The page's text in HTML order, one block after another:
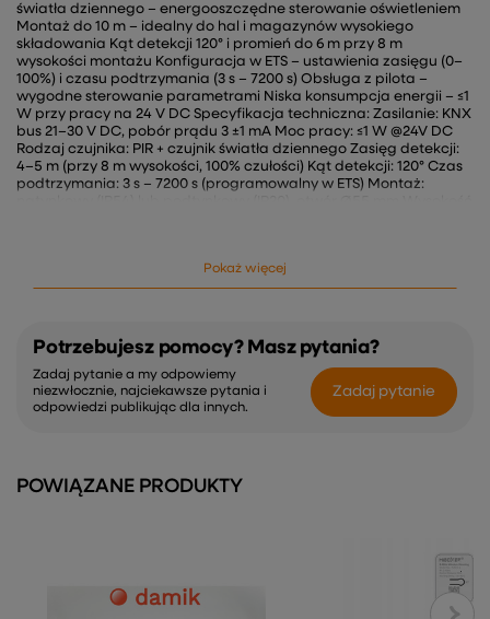
światła dziennego – energooszczędne sterowanie oświetleniem
Montaż do 10 m – idealny do hal i magazynów wysokiego
składowania Kąt detekcji 120° i promień do 6 m przy 8 m
wysokości montażu Konfiguracja w ETS – ustawienia zasięgu (0–
100%) i czasu podtrzymania (3 s – 7200 s) Obsługa z pilota –
wygodne sterowanie parametrami Niska konsumpcja energii – ≤1
W przy pracy na 24 V DC Specyfikacja techniczna: Zasilanie: KNX
bus 21–30 V DC, pobór prądu 3 ±1 mA Moc pracy: ≤1 W @24V DC
Rodzaj czujnika: PIR + czujnik światła dziennego Zasięg detekcji:
4–5 m (przy 8 m wysokości, 100% czułości) Kąt detekcji: 120° Czas
podtrzymania: 3 s – 7200 s (programowalny w ETS) Montaż:
składowania Hale produkcyjne i przemysłowe Centra logistyczne
Obiekty handlowe i biurowe Korytarze, klatki schodowe i duże
Pokaż więcej
Potrzebujesz pomocy? Masz pytania?
Zadaj pytanie a my odpowiemy
niezwłocznie, najciekawsze pytania i
odpowiedzi publikując dla innych.
Zadaj pytanie
POWIĄZANE PRODUKTY